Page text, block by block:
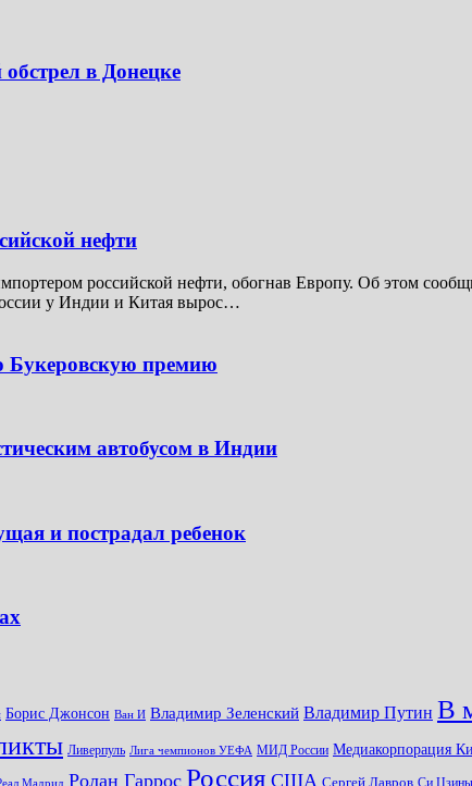
в Донецке
нефти
российской нефти, обогнав Европу. Об этом
у Индии и Китая вырос…
премию
автобусом в Индии
и пострадал ребенок
Борис Джонсон Ван И Владимир Зеленский Владимир Путин В
Ливерпуль Лига чемпионов УЕФА МИД России Медиакорпорация
Ролан Гаррос Россия США Сергей Лавров